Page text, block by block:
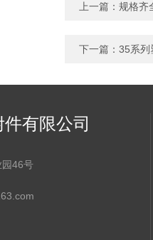
上一篇： 规格齐
下一篇： 35系列
有限公司
园46号